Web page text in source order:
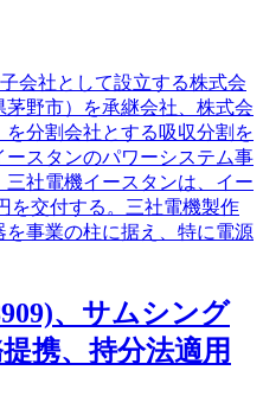
会社として設立する株式会
野市）を承継会社、株式会
分割会社とする吸収分割を
スタンのパワーシステム事
社電機イースタンは、イー
を交付する。三社電機製作
事業の柱に据え、特に電源
、サムシング
携、持分法適用